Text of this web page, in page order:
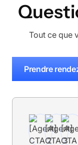
Tout ce que
Prendre